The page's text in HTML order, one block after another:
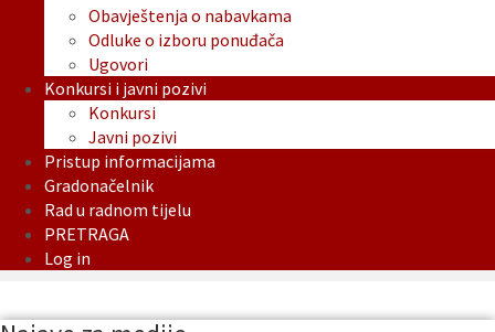
Obavještenja o nabavkama
Odluke o izboru ponuđača
Ugovori
Konkursi i javni pozivi
Konkursi
Javni pozivi
Pristup informacijama
Gradonačelnik
Rad u radnom tijelu
PRETRAGA
Log in